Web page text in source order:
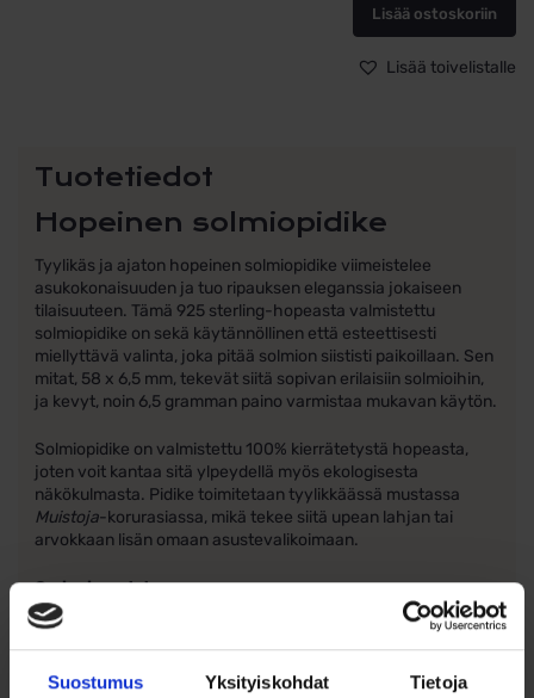
Suostumus Yksityiskohdat Tietoja
Lisää ostoskoriin
Lisää toivelistalle
Tuotetiedot
Hopeinen solmiopidike
Tyylikäs ja ajaton hopeinen solmiopidike viimeistelee
asukokonaisuuden ja tuo ripauksen eleganssia jokaiseen
tilaisuuteen. Tämä 925 sterling-hopeasta valmistettu
solmiopidike on sekä käytännöllinen että esteettisesti
miellyttävä valinta, joka pitää solmion siististi paikoillaan. Sen
mitat, 58 x 6,5 mm, tekevät siitä sopivan erilaisiin solmioihin,
ja kevyt, noin 6,5 gramman paino varmistaa mukavan käytön.
Solmiopidike on valmistettu 100% kierrätetystä hopeasta,
joten voit kantaa sitä ylpeydellä myös ekologisesta
näkökulmasta. Pidike toimitetaan tyylikkäässä mustassa
Muistoja-korurasiassa, mikä tekee siitä upean lahjan tai
arvokkaan lisän omaan asustevalikoimaan.
Ominaisuudet:
Paino: noin 6,5 g